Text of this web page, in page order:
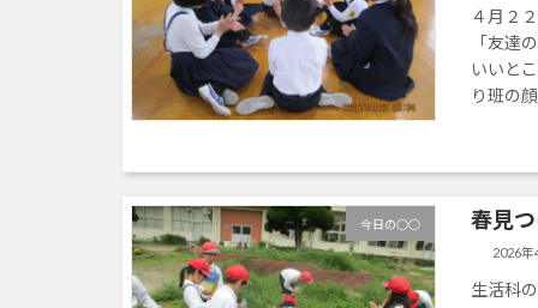
４月２
「友達
いいと
り班の
今日の○○ 春見
2026年
生活科